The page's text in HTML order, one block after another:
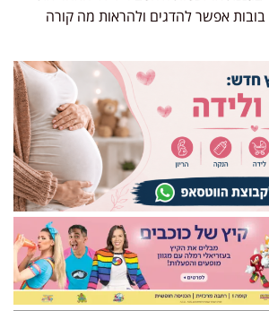
אפשר להדגים ולהראות מה קורה